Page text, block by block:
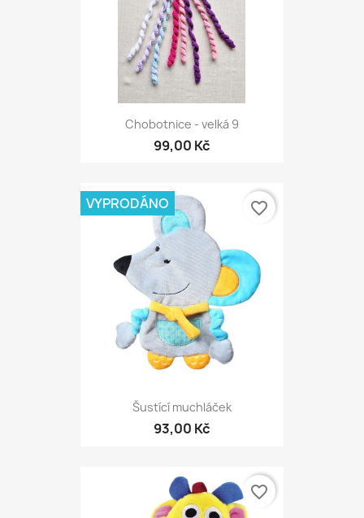
Chobotnice - velká 9
99,00 Kč
Šustící muchláček
93,00 Kč
VYPRODÁNO favorite_border
favorite_border